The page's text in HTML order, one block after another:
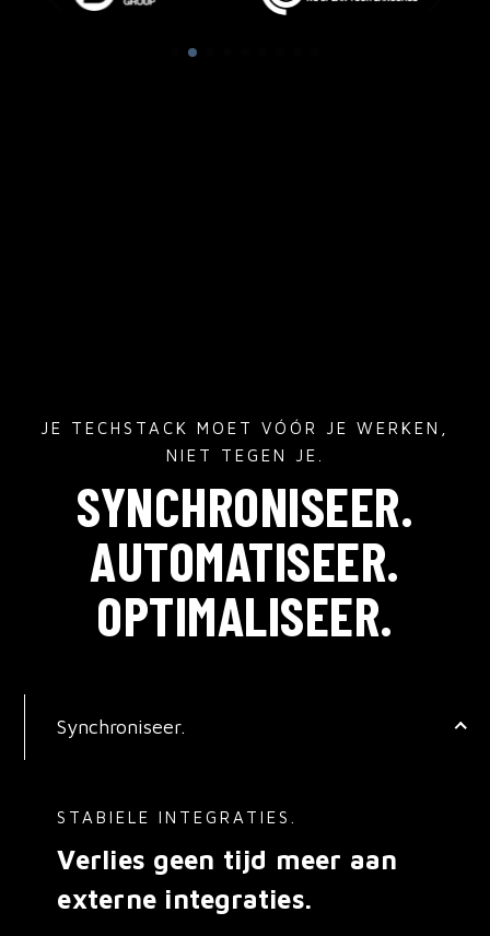
JE TECHSTACK MOET VÓÓR JE WERKEN,
NIET TEGEN JE.
SYNCHRONISEER.
AUTOMATISEER.
OPTIMALISEER.
Synchroniseer.
STABIELE INTEGRATIES.
Verlies geen tijd meer aan
externe integraties.